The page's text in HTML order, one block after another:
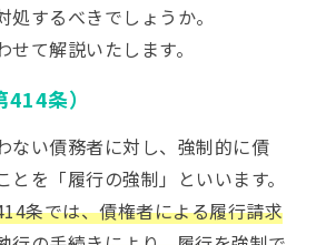
処するべきでしょうか。
て解説いたします。
条）
ない債務者に対し、強制的に債
とを「履行の強制」といいます。
条では、債権者による履行請求